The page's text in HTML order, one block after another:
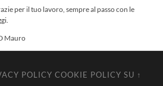
per il tuo lavoro, sempre al passo con le
Mauro
POLICY COOKIE POLICY SU ↑